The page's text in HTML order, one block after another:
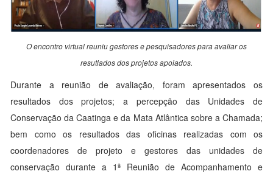
O encontro virtual reuniu gestores e pesquisadores para avaliar os
resutlados dos projetos apoiados.
Durante a reunião de avaliação, foram apresentados os
resultados dos projetos; a percepção das Unidades de
Conservação da Caatinga e da Mata Atlântica sobre a Chamada;
bem como os resultados das oficinas realizadas com os
coordenadores de projeto e gestores das unidades de
conservação durante a 1ª Reunião de Acompanhamento e